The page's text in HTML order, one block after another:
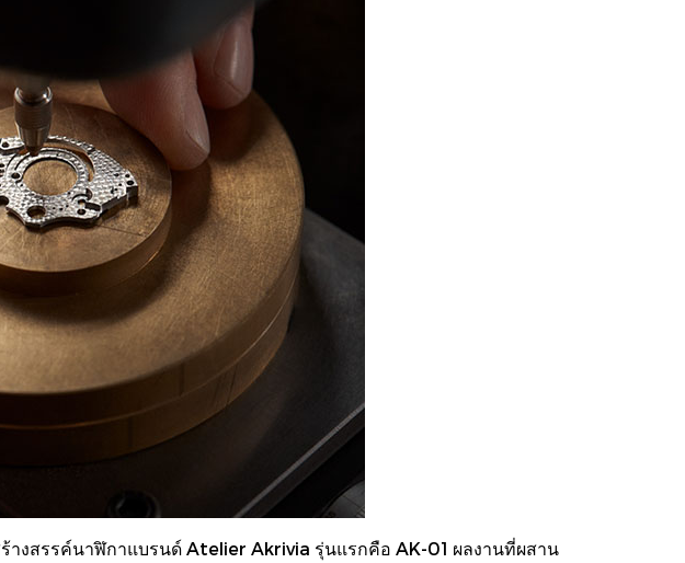
งสรรค์นาฬิกาแบรนด์ Atelier Akrivia รุ่นแรกคือ AK-01 ผลงานที่ผสาน